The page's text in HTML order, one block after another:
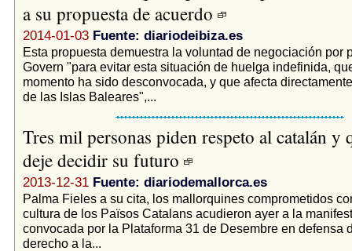
a su propuesta de acuerdo
2014-01-03 Fuente: diariodeibiza.es
Esta propuesta demuestra la voluntad de negociación por
Govern "para evitar esta situación de huelga indefinida,
momento ha sido desconvocada, y que afecta
de las Islas Baleares",...
Tres mil personas piden respeto al catalán y
deje decidir su futuro
2013-12-31 Fuente: diariodemallorca.es
Palma Fieles a su cita, los mallorquines comprometidos
cultura de los Països Catalans acudieron ayer a la
convocada por la Plataforma 31 de Desembre en defensa
derecho a la...